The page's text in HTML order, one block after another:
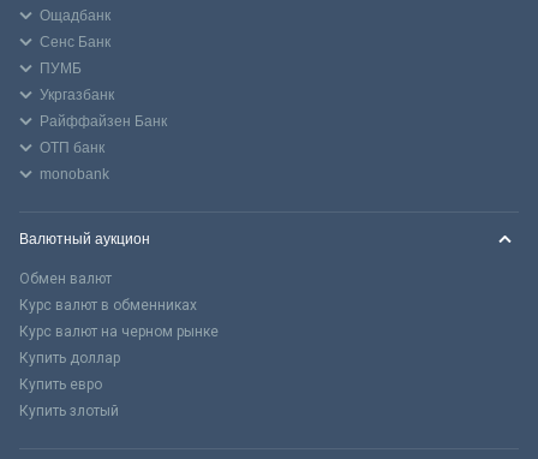
Ощадбанк
Сенс Банк
ПУМБ
Укргазбанк
Райффайзен Банк
ОТП банк
monobank
Валютный аукцион
Обмен валют
Курс валют в обменниках
Курс валют на черном рынке
Купить доллар
Купить евро
Купить злотый